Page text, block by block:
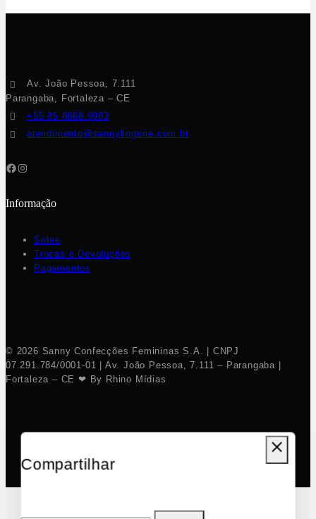
Av. João Pessoa, 7.111
Parangaba, Fortaleza – CE
+55 85 8868.9983
atendimento@sannylingerie.com.br
Informação
Sobre
Trocas e Devoluções
Pagamentos
© 2026 Sanny Confecções Femininas S.A. | CNPJ
07.291.784/0001-01 | Av. João Pessoa, 7.111 – Parangaba |
Fortaleza – CE ❤ By Rhino Mídias
Compartilhar